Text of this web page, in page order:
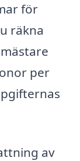
för
räkna
per
av